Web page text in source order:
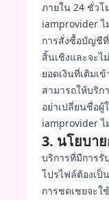
ภายใน 24 ชั่วโ
iamprovider ไ
การสั่งซื้อบัญชีที่
สิ้นเชิงและจะไ
ยอดเงินที่เติมเ
สามารถให้บริ
อย่าเปลี่ยนชื่อ
iamprovider ไ
3. นโยบา
บริการที่มีการ
โปรไฟล์ต้องเป็
การชดเชยจะใ